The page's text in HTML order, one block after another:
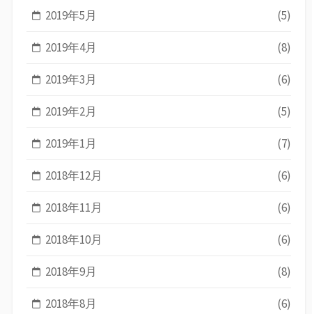
2019年5月 (5)
2019年4月 (8)
2019年3月 (6)
2019年2月 (5)
2019年1月 (7)
2018年12月 (6)
2018年11月 (6)
2018年10月 (6)
2018年9月 (8)
2018年8月 (6)